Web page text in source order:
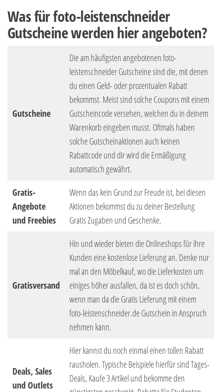
Was für foto-leistenschneider
Gutscheine werden hier angeboten?
Gutscheine
Die am häufigsten angebotenen foto-
leistenschneider Gutscheine sind die, mit denen
du einen Geld- oder prozentualen Rabatt
bekommst. Meist sind solche Coupons mit einem
Gutscheincode versehen, welchen du in deinem
Warenkorb eingeben musst. Oftmals haben
solche Gutscheinaktionen auch keinen
Rabattcode und dir wird die Ermäßigung
automatisch gewährt.
Gratis-
Angebote
und Freebies
Wenn das kein Grund zur Freude ist, bei diesen
Aktionen bekommst du zu deiner Bestellung
Gratis Zugaben und Geschenke.
Gratisversand
Hin und wieder bieten die Onlineshops für ihre
Kunden eine kostenlose Lieferung an. Denke nur
mal an den Möbelkauf, wo die Lieferkosten um
einiges höher ausfallen, da ist es doch schön,
wenn man da die Gratis Lieferung mit einem
foto-leistenschneider.de Gutschein in Anspruch
nehmen kann.
Deals, Sales
und Outlets
Hier kannst du noch einmal einen tollen Rabatt
rausholen. Typische Beispiele hierfür sind Tages-
Deals, Kaufe 3 Artikel und bekomme den